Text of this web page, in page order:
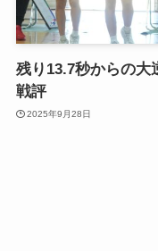
残り13.7秒からの大
戦評
2025年9月28日